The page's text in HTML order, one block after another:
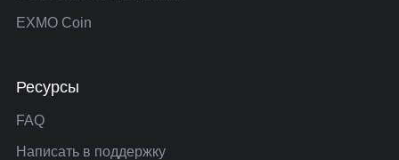
EXMO Coin
Ресурсы
FAQ
Написать в поддержку